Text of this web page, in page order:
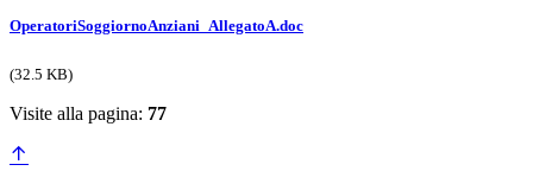
OperatoriSoggiornoAnziani_AllegatoA.doc
(32.5 KB)
Visite alla pagina: 77